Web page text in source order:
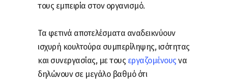
τους εμπειρία στον οργανισμό.
Τα φετινά αποτελέσματα αναδεικνύουν
ισχυρή κουλτούρα συμπερίληψης, ισότητας
και συνεργασίας, με τους εργαζομένους να
δηλώνουν σε μεγάλο βαθμό ότι